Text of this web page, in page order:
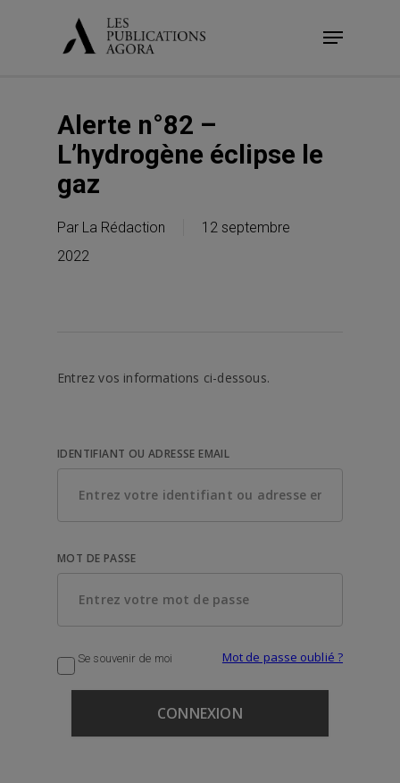
Menu
Alerte n°82 –
L’hydrogène éclipse le
gaz
Par La Rédaction
12 septembre
2022
Entrez vos informations ci-dessous.
IDENTIFIANT OU ADRESSE EMAIL
MOT DE PASSE
Se souvenir de moi Mot de passe oublié ?